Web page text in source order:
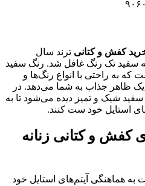
کفش و کتانیترند سال
تک رنگ غافل شد. رنگ سفید
راحتی با انواع رنگ‌ها و
جذاب به شما می‌دهد. در
شیک و تمیز دیده می‌شود تا به
استایل خود ست کنند.
و کتانی زنانه
آیتم‌های استایل خود